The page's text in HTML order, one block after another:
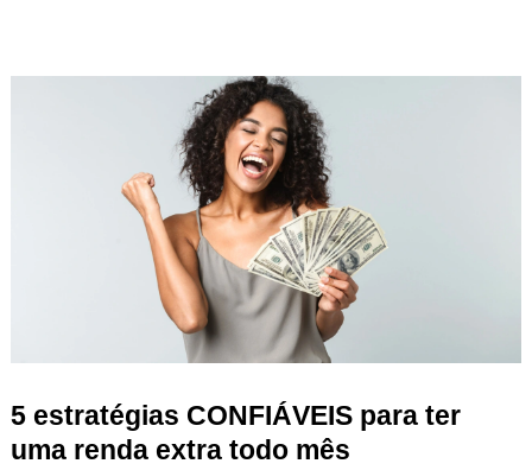
5 estratégias CONFIÁVEIS para ter
uma renda extra todo mês